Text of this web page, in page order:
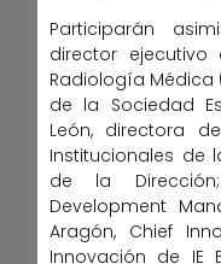
Participarán
director
Radiología Médica
de la Sociedad
León, directora
Institucionales de
de la
Development
Aragón, Chief
Innovación de IE